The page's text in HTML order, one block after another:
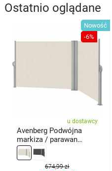
Ostatnio oglądane
Nowość
-6%
u dostawcy
Avenberg Podwójna
markiza / parawan
boczny Violeta, beżowy
674,99 zł